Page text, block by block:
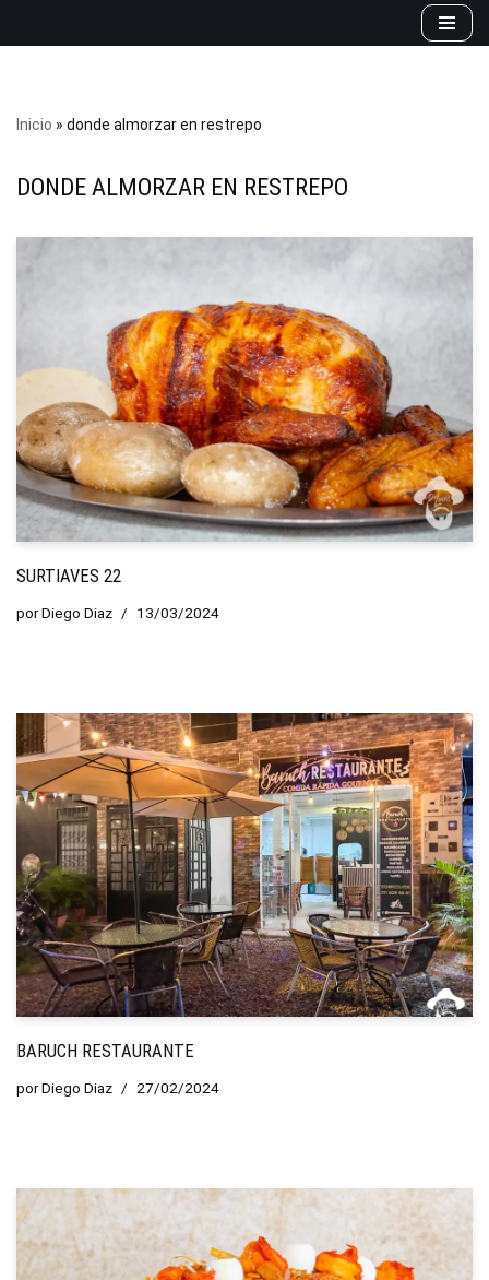
Inicio » donde almorzar en restrepo
DONDE ALMORZAR EN RESTREPO
SURTIAVES 22
porDiego Diaz 13/03/2024
BARUCH RESTAURANTE
porDiego Diaz 27/02/2024